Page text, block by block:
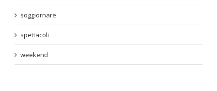
soggiornare
spettacoli
weekend